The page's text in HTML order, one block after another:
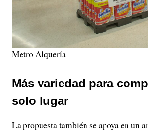
Metro Alquería
Más variedad para
solo lugar
La propuesta también se apoya en un